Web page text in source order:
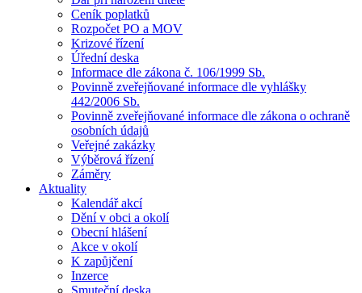
Ceník poplatků
Rozpočet PO a MOV
Krizové řízení
Úřední deska
Informace dle zákona č. 106/1999 Sb.
Povinně zveřejňované informace dle vyhlášky
442/2006 Sb.
Povinně zveřejňované informace dle zákona o ochraně
osobních údajů
Veřejné zakázky
Výběrová řízení
Záměry
Aktuality
Kalendář akcí
Dění v obci a okolí
Obecní hlášení
Akce v okolí
K zapůjčení
Inzerce
Smuteční deska